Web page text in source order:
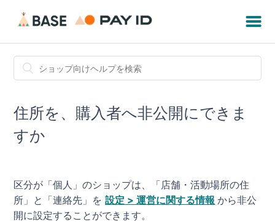
住所を、購入者へ非公開にできま
すか
区分が「個人」のショップは、「店舗・活動場所の住
所 」と「連絡先」を設定 > 運営に関する情報 から非公
開に設定することができます。